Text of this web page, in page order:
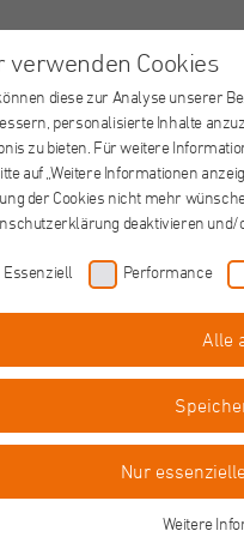
Jobs Ausbildung
den
schaffen, in denen
Miteinander. Klingt
verwenden Cookies
diese zur Analyse unserer
personalisierte Inhalte
zu bieten. Für weitere
auf „Weitere Informationen
der Cookies nicht mehr
deaktivieren
Essenziell Performance
Alle
Nur
Weitere